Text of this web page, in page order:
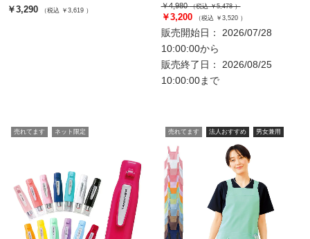
￥3,290 （税込 ￥3,619 ）
￥4,980（税込 ￥5,478 ）
￥3,200 （税込 ￥3,520 ）
販売開始日： 2026/07/28
10:00:00から
販売終了日： 2026/08/25
10:00:00まで
売れてます ネット限定 売れてます 法人おすすめ 男女兼用